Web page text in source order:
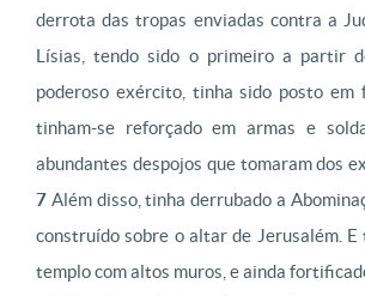
derrota das tropas enviadas contra a
Lísias, tendo sido o primeiro a partir
poderoso exército, tinha sido posto em
tinham-se reforçado em armas e
abundantes despojos que tomaram dos
7 Além disso, tinha derrubado a
construído sobre o altar de Jerusalém. E
templo com altos muros, e ainda